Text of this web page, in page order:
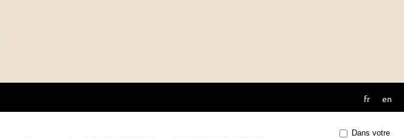
fr en
Dans votre